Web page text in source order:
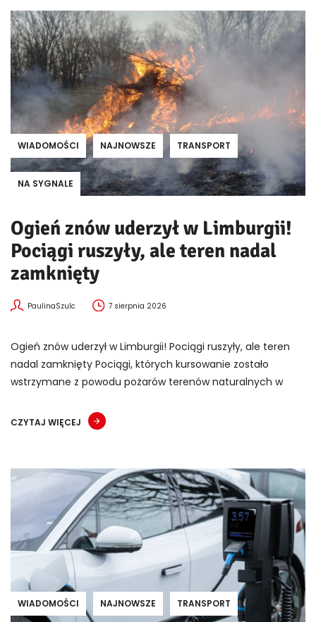
WIADOMOŚCI NAJNOWSZE TRANSPORT
NA SYGNALE
Ogień znów uderzył w Limburgii!
Pociągi ruszyły, ale teren nadal
zamknięty
PaulinaSzulc 7 sierpnia 2026
Ogień znów uderzył w Limburgii! Pociągi ruszyły, ale teren
nadal zamknięty Pociągi, których kursowanie zostało
wstrzymane z powodu pożarów terenów naturalnych w
CZYTAJ WIĘCEJ
WIADOMOŚCI NAJNOWSZE TRANSPORT